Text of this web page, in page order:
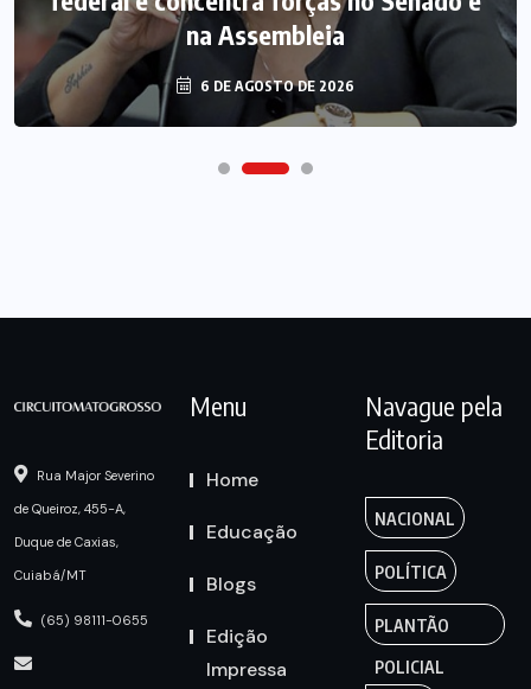
na Assembleia
6 DE AGOSTO DE 2026
Rua Major Severino
de Queiroz, 455-A,
Duque de Caxias,
Cuiabá/MT
(65) 98111-0655
Menu
Home
Educação
Blogs
Edição
Impressa
Navague pela
Editoria
NACIONAL
POLÍTICA
PLANTÃO
POLICIAL